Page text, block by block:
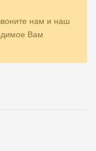
нам и наш
Вам